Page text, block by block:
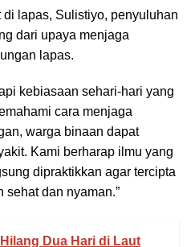
lapas, Sulistiyo, penyuluhan
dari upaya menjaga
lapas.
kebiasaan sehari-hari yang
cara menjaga
warga binaan dapat
Kami berharap ilmu yang
dipraktikkan agar tercipta
sehat dan nyaman.”
Dua Hari di Laut